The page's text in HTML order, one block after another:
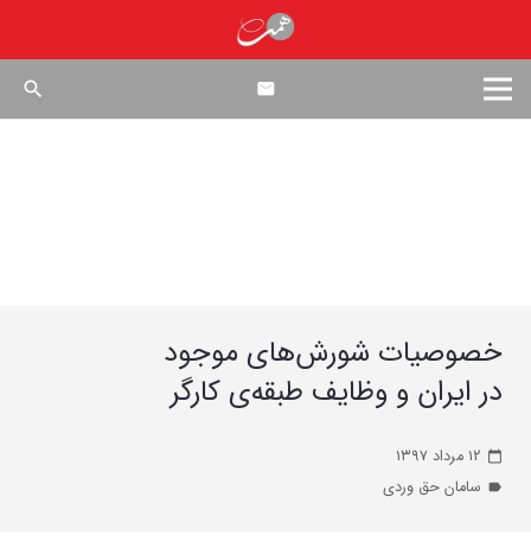
search
خصوصیات شورش‌های موجود
در ایران و وظایف طبقه‌‌ی کارگر
calendar_today ۱۲ مرداد ۱۳۹۷
label سامان حق وردی